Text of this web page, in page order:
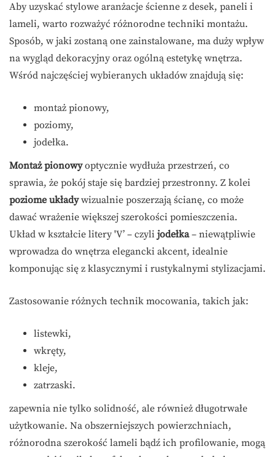
Aby uzyskać stylowe aranżacje ścienne z desek, paneli i
lameli, warto rozważyć różnorodne techniki montażu.
Sposób, w jaki zostaną one zainstalowane, ma duży wpływ
na wygląd dekoracyjny oraz ogólną estetykę wnętrza.
Wśród najczęściej wybieranych układów znajdują się:
montaż pionowy,
poziomy,
jodełka.
Montaż pionowyoptycznie wydłuża przestrzeń, co
sprawia, że pokój staje się bardziej przestronny. Z kolei
poziome układywizualnie poszerzają ścianę, co może
dawać wrażenie większej szerokości pomieszczenia.
Układ w kształcie litery 'V’ – czyli jodełka– niewątpliwie
wprowadza do wnętrza elegancki akcent, idealnie
komponując się z klasycznymi i rustykalnymi stylizacjami.
Zastosowanie różnych technik mocowania, takich jak:
listewki,
wkręty,
kleje,
zatrzaski.
zapewnia nie tylko solidność, ale również długotrwałe
użytkowanie. Na obszerniejszych powierzchniach,
różnorodna szerokość lameli bądź ich profilowanie, mogą